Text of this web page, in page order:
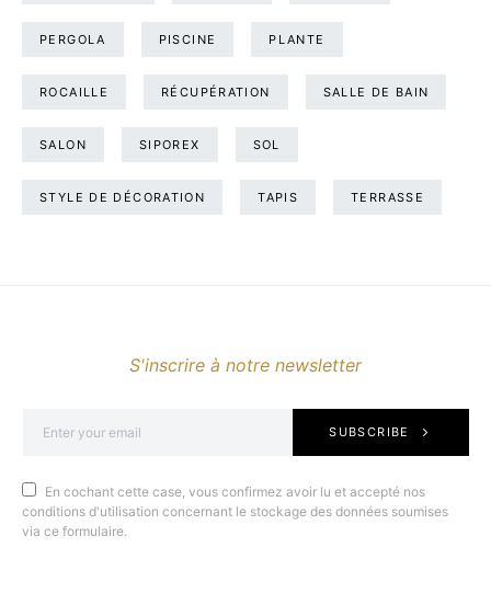
PERGOLA PISCINE PLANTE
ROCAILLE RÉCUPÉRATION SALLE DE BAIN
SALON SIPOREX SOL
STYLE DE DÉCORATION TAPIS TERRASSE
S'inscrire à notre newsletter
SUBSCRIBE
En cochant cette case, vous confirmez avoir lu et accepté nos
conditions d'utilisation concernant le stockage des données soumises
via ce formulaire.